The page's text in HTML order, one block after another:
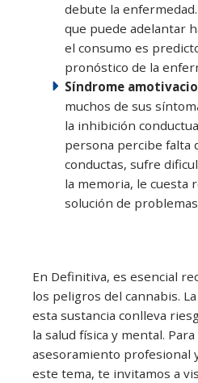
debute la
que puede adelantar
el consumo es
pronóstico de la
Síndrome
muchos de sus
la inhibición
persona percibe falta
conductas, sufre
la memoria, le cuesta
solución de
En Definitiva, es esencial
los peligros del cannabis.
esta sustancia conlleva
la salud física y mental.
asesoramiento profesional
este tema, te invitamos a